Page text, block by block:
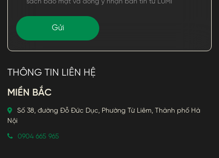
sách bảo mật và đồng ý nhận bản tin từ LUMI
THÔNG TIN LIÊN HỆ
MIỀN BẮC
Số 38, đường Đỗ Đức Dục, Phường Từ Liêm, Thành phố Hà
Nội
0904 665 965